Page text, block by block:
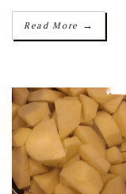
Read More →